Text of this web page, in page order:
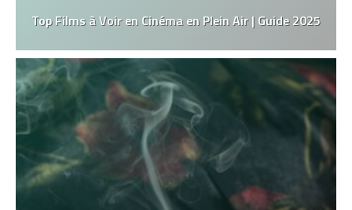
Top Films à Voir en Cinéma en Plein Air | Guide 2025